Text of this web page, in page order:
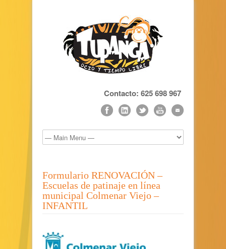
Contacto: 625 698 967
Formulario RENOVACIÓN –
Escuelas de patinaje en línea
municipal Colmenar Viejo –
INFANTIL